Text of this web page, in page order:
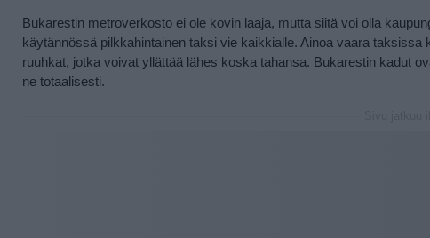
Bukarestin metroverkosto ei ole kovin laaja, mutta siitä voi olla
käytännössä pilkkahintainen taksi vie kaikkialle. Ainoa vaara
ruuhkat, jotka voivat yllättää lähes koska tahansa. Bukarestin kadut
ne totaalisesti.